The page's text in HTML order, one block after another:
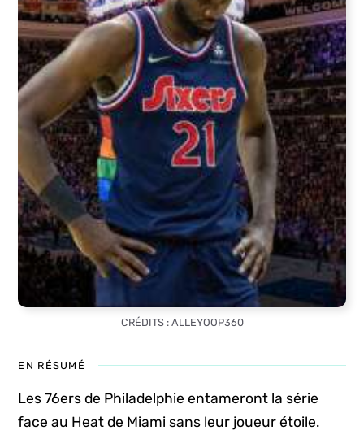
CRÉDITS : ALLEYOOP360
EN RÉSUMÉ
Les 76ers de Philadelphie entameront la série
face au Heat de Miami sans leur joueur étoile.